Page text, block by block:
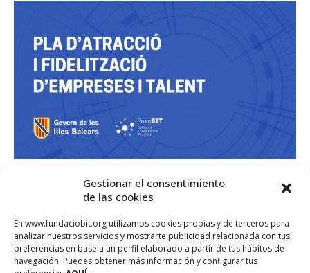
Gestionar el consentimiento
de las cookies
En www.fundaciobit.org utilizamos cookies propias y de terceros para
analizar nuestros servicios y mostrarte publicidad relacionada con tus
preferencias en base a un perfil elaborado a partir de tus hábitos de
navegación. Puedes obtener más información y configurar tus